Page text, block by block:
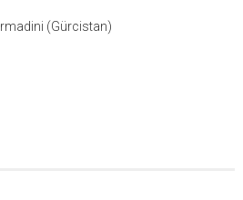
(Gürcistan)